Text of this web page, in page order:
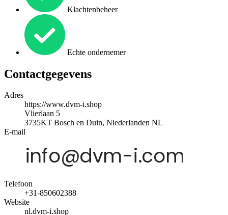
Klachtenbeheer
Echte ondernemer
Contactgegevens
Adres
https://www.dvm-i.shop
Vlierlaan 5
3735KT Bosch en Duin, Niederlanden NL
E-mail
Telefoon
+31-850602388
Website
nl.dvm-i.shop